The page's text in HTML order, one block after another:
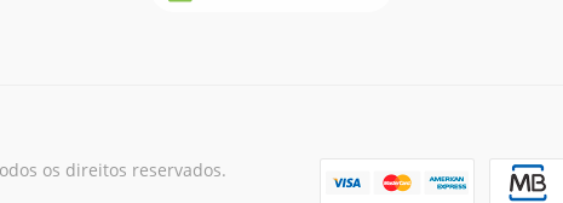
os direitos reservados.